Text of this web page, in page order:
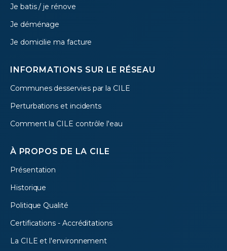
Je batis / je rénove
Je déménage
Je domicilie ma facture
INFORMATIONS SUR LE RÉSEAU
Communes desservies par la CILE
Perturbations et incidents
Comment la CILE contrôle l'eau
À PROPOS DE LA CILE
Présentation
Historique
Politique Qualité
Certifications - Accréditations
La CILE et l'environnement